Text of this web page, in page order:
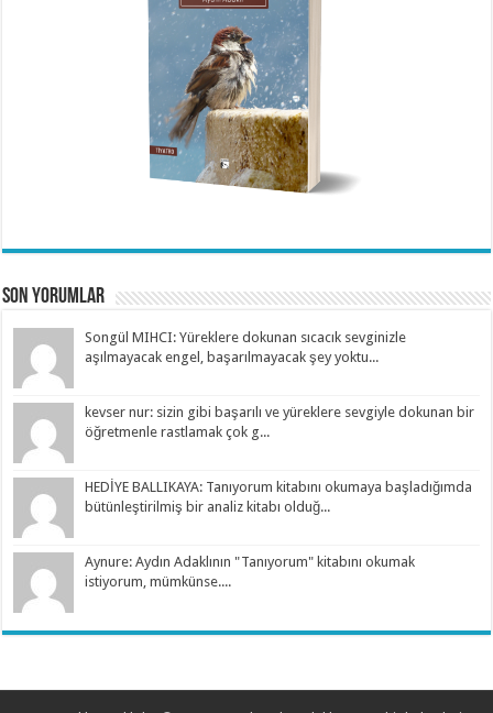
Son Yorumlar
Songül MIHCI: Yüreklere dokunan sıcacık sevginizle
aşılmayacak engel, başarılmayacak şey yoktu...
kevser nur: sizin gibi başarılı ve yüreklere sevgiyle dokunan bir
öğretmenle rastlamak çok g...
HEDİYE BALLIKAYA: Tanıyorum kitabını okumaya başladığımda
bütünleştirilmiş bir analiz kitabı olduğ...
Aynure: Aydın Adaklının "Tanıyorum" kitabını okumak
istiyorum, mümkünse....